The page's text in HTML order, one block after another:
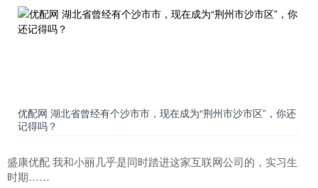
优配网 湖北省曾经有个沙市市，现在成为“荆州市沙市区”，你还
记得吗？
盛康优配 我和小丽几乎是同时踏进这家互联网公司的，实习生
时期……